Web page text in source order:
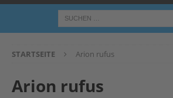
STARTSEITE Arion rufus
Arion rufus